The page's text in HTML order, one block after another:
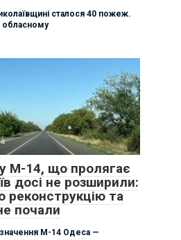
сталося 40 пожеж.
обласному
М-14, що пролягає
досі не розширили:
реконструкцію та
почали
М-14 Одеса —